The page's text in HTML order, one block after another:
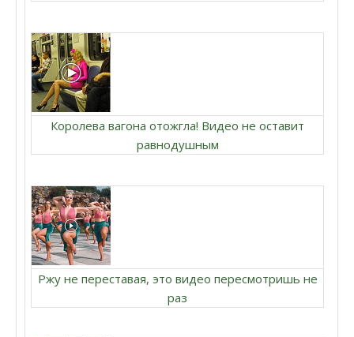
Королева вагона отожгла! Видео не оставит
равнодушным
Ржу не переставая, это видео пересмотришь не
раз